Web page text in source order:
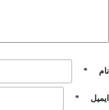
نام *
ایمیل *